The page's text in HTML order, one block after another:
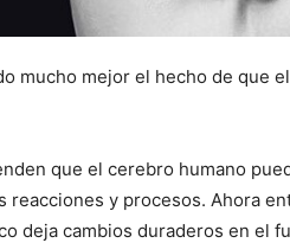
mucho mejor el hecho de que
que el cerebro humano
y procesos. Ahora
deja cambios duraderos en el